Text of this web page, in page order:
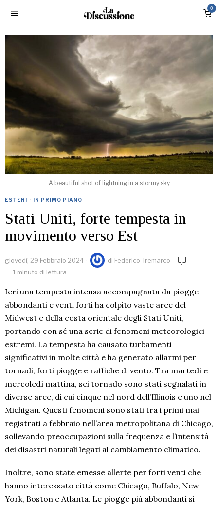
0
A beautiful shot of lightning in a stormy sky
ESTERI · IN PRIMO PIANO
Stati Uniti, forte tempesta in
movimento verso Est
giovedì, 29 Febbraio 2024 di Federico Tremarco
1 minuto di lettura
Ieri una tempesta intensa accompagnata da piogge
abbondanti e venti forti ha colpito vaste aree del
Midwest e della costa orientale degli Stati Uniti,
portando con sé una serie di fenomeni meteorologici
estremi. La tempesta ha causato turbamenti
significativi in molte città e ha generato allarmi per
tornadi, forti piogge e raffiche di vento. Tra martedì e
mercoledì mattina, sei tornado sono stati segnalati in
diverse aree, di cui cinque nel nord dell’Illinois e uno nel
Michigan. Questi fenomeni sono stati tra i primi mai
registrati a febbraio nell’area metropolitana di Chicago,
sollevando preoccupazioni sulla frequenza e l’intensità
dei disastri naturali legati al cambiamento climatico.
Inoltre, sono state emesse allerte per forti venti che
hanno interessato città come Chicago, Buffalo, New
York, Boston e Atlanta. Le piogge più abbondanti si